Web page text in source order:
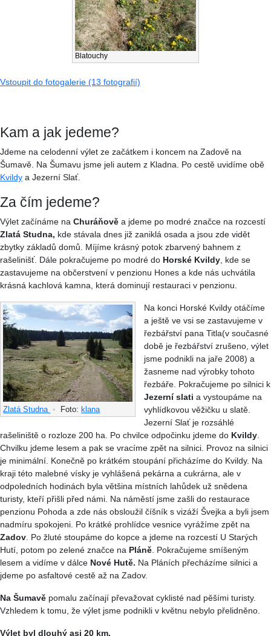
Blatouchy
Vstoupit do fotogalerie (13 fotografií)
Kam a jak jedeme?
Jdeme na celodenní výlet ze začátkem i koncem na Zadově na
Šumavě. Na Šumavu jsme jeli autem z Kladna. Po cestě uvidíme obě
Kvildy a Jezerní Slať.
Za čím jedeme?
Výlet začínáme na Churáňově a jdeme po modré značce na rozcestí
Zlatá Studna, kde stávala dnes již zaniklá osada a jsou zde vidět
zbytky základů domů. Míjíme krásný potok zbarvený bahnem z
rašelinišť. Dále pokračujeme po modré do Horské Kvildy , kde se
zastavujeme na občerstvení v penzionu Hones a kde nás uchvátila
krásná kachlová kamna, která dominují restauraci v penzionu.
Zlatá Studna • Foto: klana
Na konci Horské Kvildy otáčíme
a ještě ve vsi se zastavujeme v
řezbářství pana Titla(v současné
době je řezbářství zrušeno, výlet
jsme podnikli na jaře 2008) a
žasneme nad výrobky tohoto
řezbáře. Pokračujeme po silnici k
Jezerní slati a vystoupáme na
vyhlídkovou věžičku u slatě.
Jezerní Slať je rozsáhlé
rašeliniště o rozloze 200 ha. Po chvilce odpočinku jdeme do Kvildy
Chvilku jdeme lesem a pak se vracíme zpět na silnici. Provoz na silnici
je minimální. Konečně po krátkém stoupání přicházíme do Kvildy. Na
kraji této malebné vísky je vyhlášená pekárna a cukrárna, ale v
odpoledních hodinách byla většina místních lahůdek už snědena
turisty, kteří přišli před námi. Na náměstí jsme zašli do restaurace
penzionu Pohoda a zde nás obsloužil číšník s vizáží Švejka a byli jsem
nadmíru spokojeni. Po krátké prohlídce vesnice vyrážíme zpět na
Zadov . Po žluté stoupáme do kopce a jdeme na rozcestí U Starých
Hutí, potom po zelené značce na Pláně . Pokračujeme smíšeným
lesem a vidíme v dálce Nové Hutě. Na Pláních přecházíme silnici a
jdeme po asfaltové cestě až na Zadov.
Na Šumavě pomalu začínají převažovat cyklisté nad pěšími turisty.
Vzhledem k tomu, že výlet jsme podnikli v květnu nebylo přelidněno.
Výlet byl dlouhý asi 20 km.